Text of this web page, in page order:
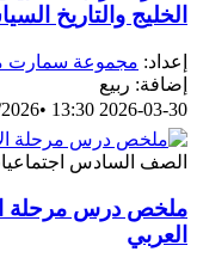
الخليج والتاريخ
إعداد: مجموعة سمارت
إضافة: ربيع
2026-03-30 13:30
•
الصف السادس
ملخص درس مرحلة
العربي